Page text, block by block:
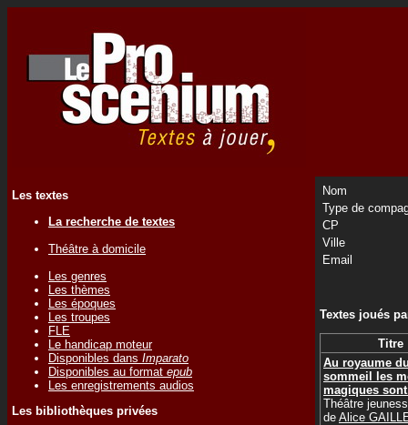
Les textes
La recherche de textes
Théâtre à domicile
Les genres
Les thèmes
Les époques
Les troupes
FLE
Le handicap moteur
Disponibles dans Imparato
Disponibles au format epub
Les enregistrements audios
Les bibliothèques privées
Nom
Type de
CP
Ville
Email
Textes joués
Titre
Au royaume
sommeil les
magiques
Théâtre
de Alice